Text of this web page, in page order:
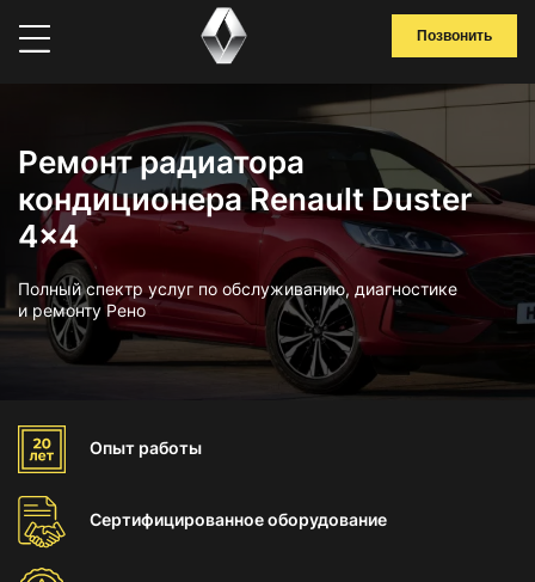
Позвонить
Ремонт радиатора
кондиционера Renault Duster
4x4
Полный спектр услуг по обслуживанию, диагностике
и ремонту Рено
Опыт работы
Сертифицированноеоборудование